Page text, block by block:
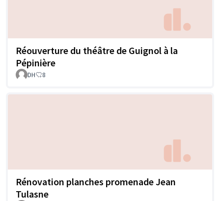
Réouverture du théâtre de Guignol à la
Pépinière
DH 8
Rénovation planches promenade Jean
Tulasne